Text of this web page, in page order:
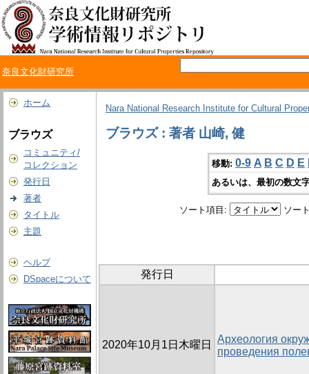
奈良文化財研究所
ホーム
ブラウズ
コミュニティ/
コレクション
発行日
著者
タイトル
主題
ヘルプ
DSpaceについて
Nara National Research Institute for Cultural
ブラウズ : 著者 山崎, 健
移動: 0-9 A B C D E
あるいは、最初の数文
ソート項目: ソー
発行日
2020年10月1日木曜日
Археология
проведения